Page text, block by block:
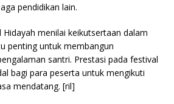
pendidikan lain.
menilai keikutsertaan dalam
penting untuk membangun
santri. Prestasi pada festival
bagi para peserta untuk mengikuti
mendatang. [ril]